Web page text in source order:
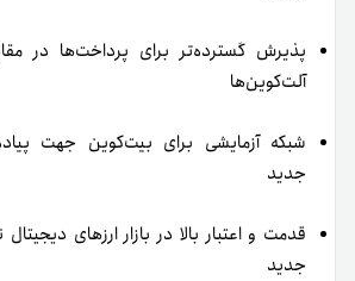
پذیرش گسترده‌تر برای پرداخت‌ها در
آلت‌کوین‌ها
شبکه آزمایشی برای بیت‌کوین جهت
جدید
قدمت و اعتبار بالا در بازار ارزهای
جدید